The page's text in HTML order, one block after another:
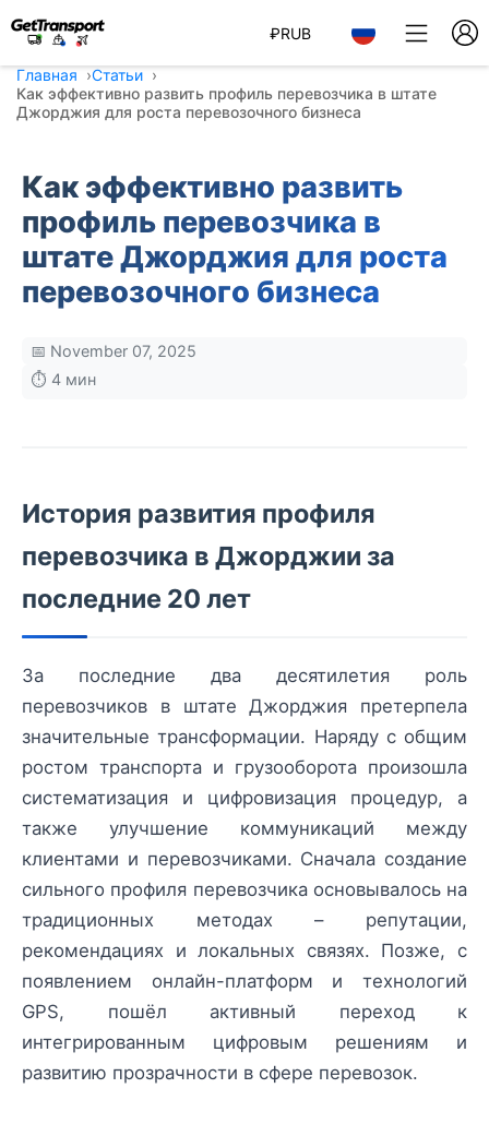
₽RUB
Главная
Статьи
Как эффективно развить профиль перевозчика в штате
Джорджия для роста перевозочного бизнеса
Как эффективно развить
профиль перевозчика в
штате Джорджия для роста
перевозочного бизнеса
📅 November 07, 2025
⏱️ 4 мин
История развития профиля
перевозчика в Джорджии за
последние 20 лет
За последние два десятилетия роль
перевозчиков в штате Джорджия претерпела
значительные трансформации. Наряду с общим
ростом транспорта и грузооборота произошла
систематизация и цифровизация процедур, а
также улучшение коммуникаций между
клиентами и перевозчиками. Сначала создание
сильного профиля перевозчика основывалось на
традиционных методах – репутации,
рекомендациях и локальных связях. Позже, с
появлением онлайн-платформ и технологий
GPS, пошёл активный переход к
интегрированным цифровым решениям и
развитию прозрачности в сфере перевозок.